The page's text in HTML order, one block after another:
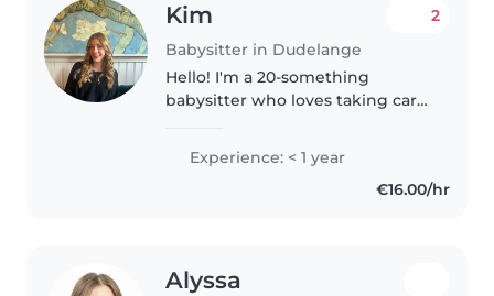
Kim
Babysitter in Dudelange
2
Hello! I'm a 20-something
babysitter who loves taking care
attentive, and patient, with a
passion for drawing, music, and
games. I'm comfortable with..
Experience: < 1 year
€16.00/hr
Alyssa